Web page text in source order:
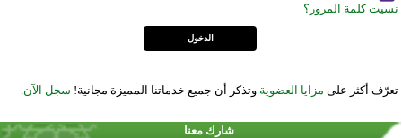
نسيت كلمة المرور؟
تعرّف أكثر على مزايا العضوية وتذكر أن جميع خدماتنا المميزة مجانية! سجل الآن
شارك معنا